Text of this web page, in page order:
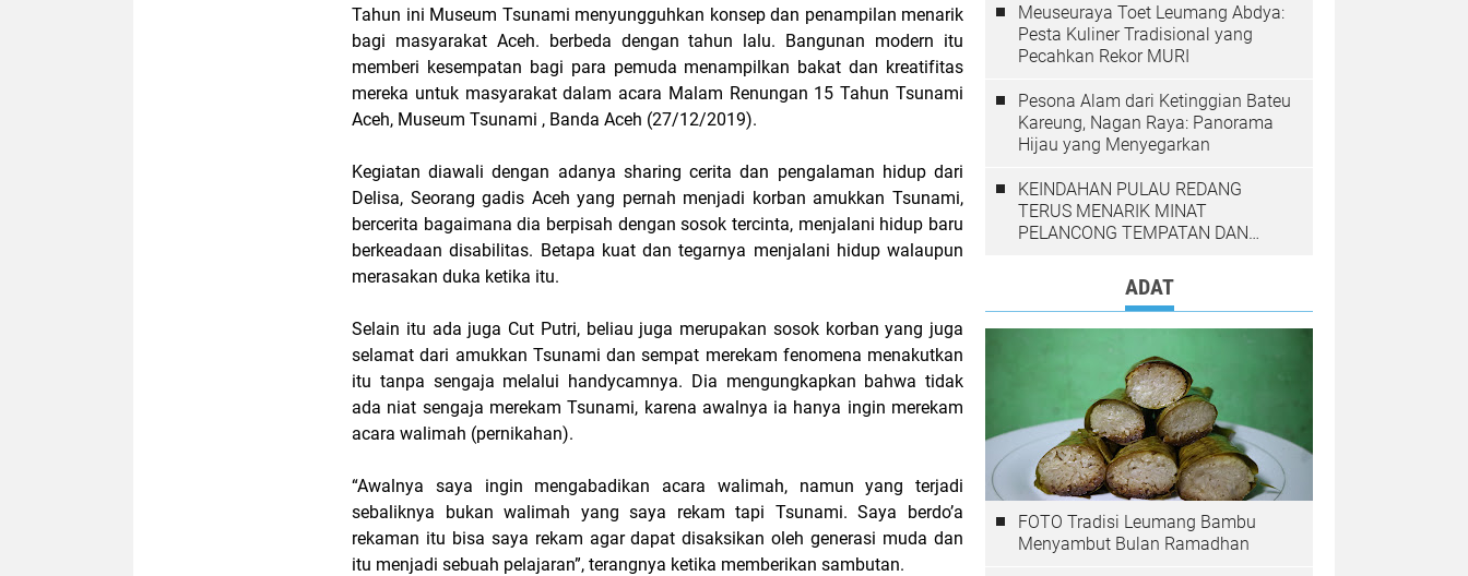
Tahun ini Museum Tsunami menyungguhkan konsep dan penampilan menarik
bagi masyarakat Aceh. berbeda dengan tahun lalu. Bangunan modern itu
memberi kesempatan bagi para pemuda menampilkan bakat dan kreatifitas
mereka untuk masyarakat dalam acara Malam Renungan 15 Tahun Tsunami
Aceh, Museum Tsunami , Banda Aceh (27/12/2019).
Kegiatan diawali dengan adanya sharing cerita dan pengalaman hidup dari
Delisa, Seorang gadis Aceh yang pernah menjadi korban amukkan Tsunami,
bercerita bagaimana dia berpisah dengan sosok tercinta, menjalani hidup baru
berkeadaan disabilitas. Betapa kuat dan tegarnya menjalani hidup walaupun
merasakan duka ketika itu.
Selain itu ada juga Cut Putri, beliau juga merupakan sosok korban yang juga
selamat dari amukkan Tsunami dan sempat merekam fenomena menakutkan
itu tanpa sengaja melalui handycamnya. Dia mengungkapkan bahwa tidak
ada niat sengaja merekam Tsunami, karena awalnya ia hanya ingin merekam
acara walimah (pernikahan).
“Awalnya saya ingin mengabadikan acara walimah, namun yang terjadi
sebaliknya bukan walimah yang saya rekam tapi Tsunami. Saya berdo’a
rekaman itu bisa saya rekam agar dapat disaksikan oleh generasi muda dan
itu menjadi sebuah pelajaran”, terangnya ketika memberikan sambutan.
Meuseuraya Toet Leumang Abdya:
Pesta Kuliner Tradisional yang
Pecahkan Rekor MURI
Pesona Alam dari Ketinggian Bateu
Kareung, Nagan Raya: Panorama
Hijau yang Menyegarkan
KEINDAHAN PULAU REDANG
TERUS MENARIK MINAT
PELANCONG TEMPATAN DAN
ADAT
FOTO Tradisi Leumang Bambu
Menyambut Bulan Ramadhan